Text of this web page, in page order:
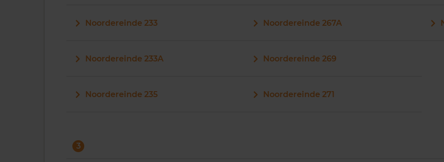
Noordereinde 233
Noordereinde 233A
Noordereinde 235
Noordereinde 267A
Noordereinde 269
Noordereinde 271
3